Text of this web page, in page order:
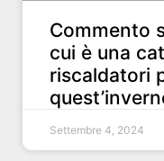
Commento
cui è una
riscaldatori
Settembre 4, 2024